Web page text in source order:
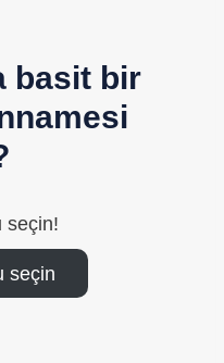
basit bir
seçin!
seçin